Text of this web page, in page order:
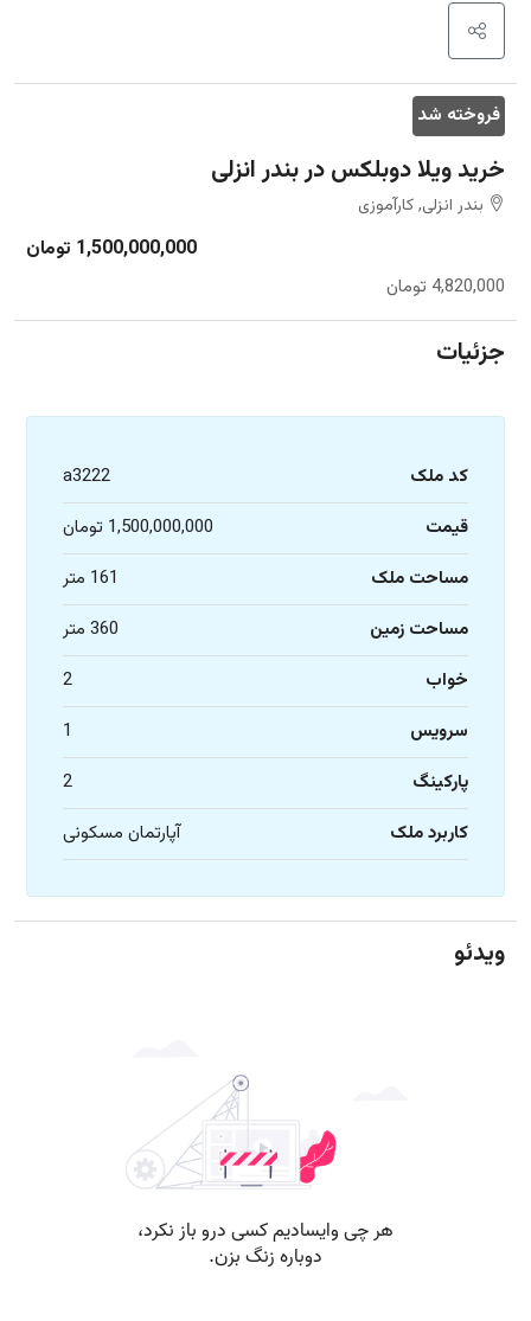
فروخته شد
خرید ویلا دوبلکس در بندر انزلی
بندر انزلی, کارآموزی
1,500,000,000 تومان
4,820,000 تومان
جزئیات
کد ملک
a3222
قیمت
1,500,000,000 تومان
مساحت ملک
161 متر
مساحت زمین
360 متر
خواب
2
سرویس
1
پارکینگ
2
کاربرد ملک
آپارتمان مسکونی
ویدئو